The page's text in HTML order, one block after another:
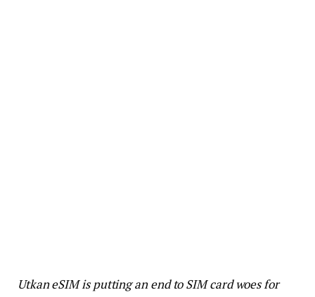
Utkan eSIM is putting an end to SIM card woes for